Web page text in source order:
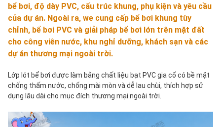
bể bơi, độ dày PVC, cấu trúc khung, phụ kiện và yêu cầu
của dự án. Ngoài ra, we cung cấp bể bơi khung tùy
chỉnh, bể bơi PVC và giải pháp bể bơi lớn trên mặt đất
cho công viên nước, khu nghỉ dưỡng, khách sạn và các
dự án thương mại ngoài trời.
Lớp lót bể bơi được làm bằng chất liệu bạt PVC gia cố có bề mặt
chống thấm nước, chống mài mòn và dễ lau chùi, thích hợp sử
dụng lâu dài cho mục đích thương mại ngoài trời.